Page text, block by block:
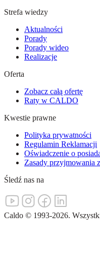
Strefa wiedzy
Aktualności
Porady
Porady wideo
Realizacje
Oferta
Zobacz całą ofertę
Raty w CALDO
Kwestie prawne
Polityka prywatności
Regulamin Reklamacji
Oświadczenie o
Zasady przyjmowania
Śledź nas na
Caldo © 1993-2026.